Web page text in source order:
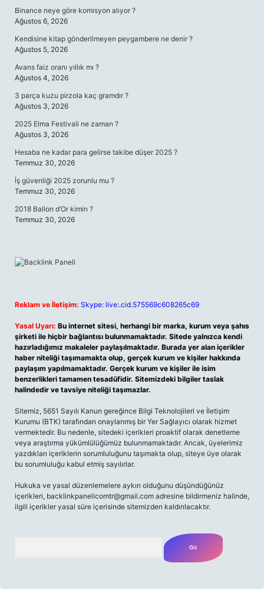
Binance neye göre komisyon alıyor ?
Ağustos 6, 2026
Kendisine kitap gönderilmeyen peygambere ne denir ?
Ağustos 5, 2026
Avans faiz oranı yıllık mı ?
Ağustos 4, 2026
3 parça kuzu pirzola kaç gramdır ?
Ağustos 3, 2026
2025 Elma Festivali ne zaman ?
Ağustos 3, 2026
Hesaba ne kadar para gelirse takibe düşer 2025 ?
Temmuz 30, 2026
İş güvenliği 2025 zorunlu mu ?
Temmuz 30, 2026
2018 Ballon d’Or kimin ?
Temmuz 30, 2026
Reklam ve İletişim: Skype: live:.cid.575569c608265c69
Yasal Uyarı: Bu internet sitesi, herhangi bir marka, kurum veya şahıs
şirketi ile hiçbir bağlantısı bulunmamaktadır. Sitede yalnızca kendi
hazırladığımız makaleler paylaşılmaktadır. Burada yer alan içerikler
haber niteliği taşımamakta olup, gerçek kurum ve kişiler hakkında
paylaşım yapılmamaktadır. Gerçek kurum ve kişiler ile isim
benzerlikleri tamamen tesadüfidir. Sitemizdeki bilgiler taslak
halindedir ve tavsiye niteliği taşımazlar.
Sitemiz, 5651 Sayılı Kanun gereğince Bilgi Teknolojileri ve İletişim
Kurumu (BTK) tarafından onaylanmış bir Yer Sağlayıcı olarak hizmet
vermektedir. Bu nedenle, sitedeki içerikleri proaktif olarak denetleme
veya araştırma yükümlülüğümüz bulunmamaktadır. Ancak, üyelerimiz
yazdıkları içeriklerin sorumluluğunu taşımakta olup, siteye üye olarak
bu sorumluluğu kabul etmiş sayılırlar.
Hukuka ve yasal düzenlemelere aykırı olduğunu düşündüğünüz
içerikleri, backlinkpanelicomtr@gmail.com adresine bildirmeniz halinde,
ilgili içerikler yasal süre içerisinde sitemizden kaldırılacaktır.